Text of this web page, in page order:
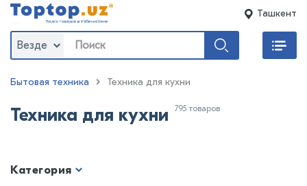
Ташкент
Везде
Бытовая техника Техника для кухни
Техника для кухни 795 товаров
Категория